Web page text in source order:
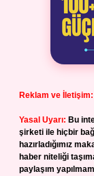
Reklam ve İletişim:
Yasal Uyarı: Bu
şirketi ile hiçbir
hazırladığımız
haber niteliği
paylaşım